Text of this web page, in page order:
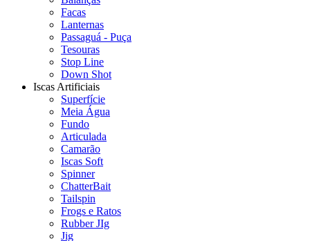
Facas
Lanternas
Passaguá - Puça
Tesouras
Stop Line
Down Shot
Iscas Artificiais
Superfície
Meia Água
Fundo
Articulada
Camarão
Iscas Soft
Spinner
ChatterBait
Tailspin
Frogs e Ratos
Rubber JIg
Jig